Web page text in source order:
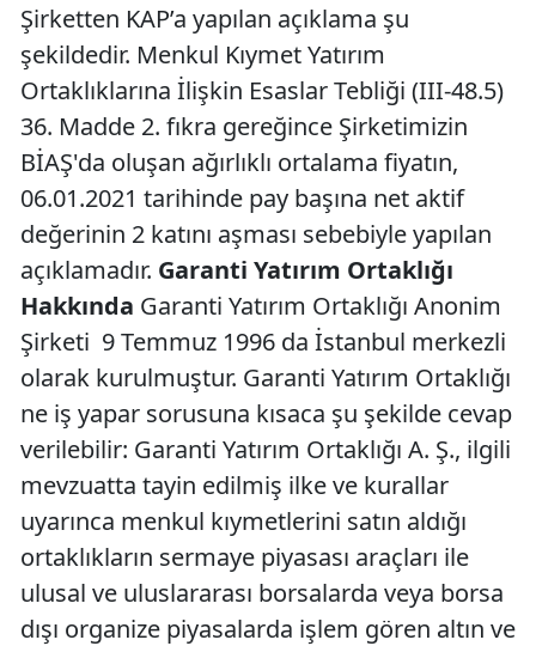
Şirketten KAP’a yapılan açıklama şu
şekildedir. Menkul Kıymet Yatırım
Ortaklıklarına İlişkin Esaslar Tebliği (III-48.5)
36. Madde 2. fıkra gereğince Şirketimizin
BİAŞ'da oluşan ağırlıklı ortalama fiyatın,
06.01.2021 tarihinde pay başına net aktif
değerinin 2 katını aşması sebebiyle yapılan
açıklamadır. Garanti Yatırım Ortaklığı
Hakkında Garanti Yatırım Ortaklığı Anonim
Şirketi 9 Temmuz 1996 da İstanbul merkezli
olarak kurulmuştur. Garanti Yatırım Ortaklığı
ne iş yapar sorusuna kısaca şu şekilde cevap
verilebilir: Garanti Yatırım Ortaklığı A. Ş., ilgili
mevzuatta tayin edilmiş ilke ve kurallar
uyarınca menkul kıymetlerini satın aldığı
ortaklıkların sermaye piyasası araçları ile
ulusal ve uluslararası borsalarda veya borsa
dışı organize piyasalarda işlem gören altın ve